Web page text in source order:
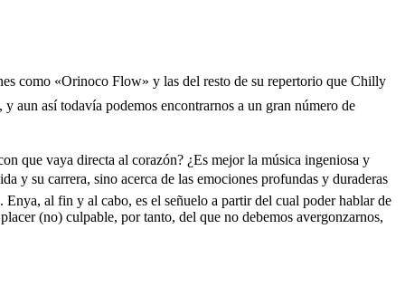
como «Orinoco Flow» y las del resto de su repertorio que Chilly
aun así todavía podemos encontrarnos a un gran número de
que vaya directa al corazón? ¿Es mejor la música ingeniosa y
y su carrera, sino acerca de las emociones profundas y duraderas
al fin y al cabo, es el señuelo a partir del cual poder hablar de
(no) culpable, por tanto, del que no debemos avergonzarnos,